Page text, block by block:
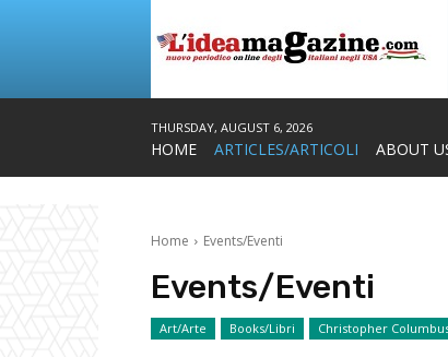
THURSDAY, AUGUST 6, 2026
HOME ARTICLES/ARTICOLI ABOUT
Home Events/Eventi
Events/Eventi
Art/Arte Books/Libri Christopher